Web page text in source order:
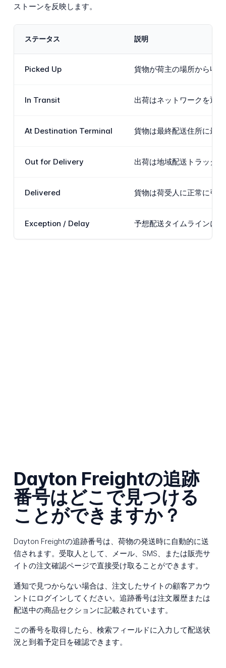
ストーンを反映します。
ステータス 説明
Picked Up 貨物が荷主の場所から収
In Transit 出荷はネットワークを通
At Destination Terminal 貨物は最終配送住所に最
Out for Delivery 出荷は地域配送トラック
Delivered 貨物は荷受人に正常に引
Exception / Delay 予想配送タイムラインに
Dayton Freightの追跡
番号はどこで見つける
ことができますか？
Dayton Freightの追跡番号は、荷物の発送時に自動的に送
信されます。受取人として、メール、SMS、または販売サ
イトの注文確認ページで直接受け取ることができます。
通知で見つからない場合は、注文したサイトの顧客アカウ
ントにログインしてください。追跡番号は注文履歴または
配送中の商品セクションに記載されています。
この番号を取得したら、検索フィールドに入力して配送状
況と到着予定日を確認できます。